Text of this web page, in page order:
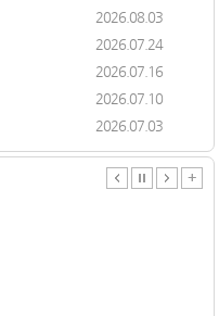
2026.08.03
2026.07.24
2026.07.16
2026.07.10
2026.07.03